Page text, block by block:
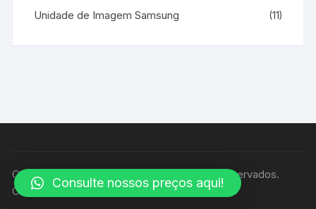
Unidade de Imagem Samsung (11)
Copyright © Casa Print - Todos os direitos reservados.
Orchid Store Tema por
Consulte nossos preços aqui!